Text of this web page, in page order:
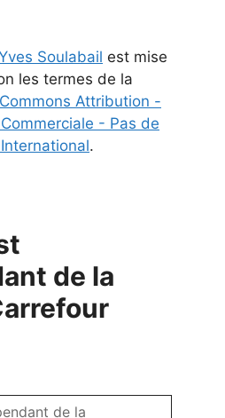
Soulabail est mise
les termes de la
Attribution -
- Pas de
.
de la
de la